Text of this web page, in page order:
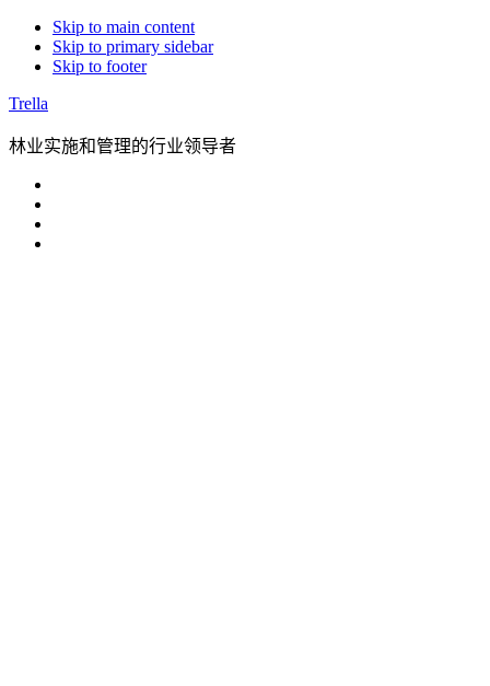
Skip to main content
Skip to primary sidebar
Skip to footer
Trella
林业实施和管理的行业领导者